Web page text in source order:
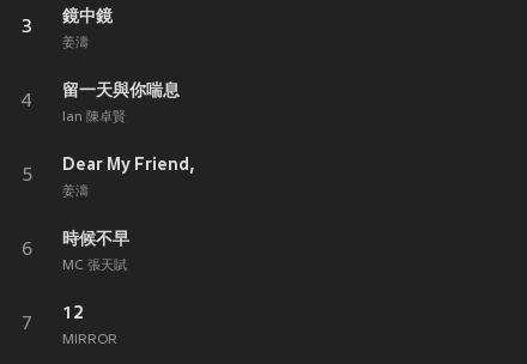
3
鏡中鏡
姜濤
4
留一天與你喘息
Ian 陳卓賢
5
Dear My Friend,
姜濤
6
時候不早
MC 張天賦
7
12
MIRROR